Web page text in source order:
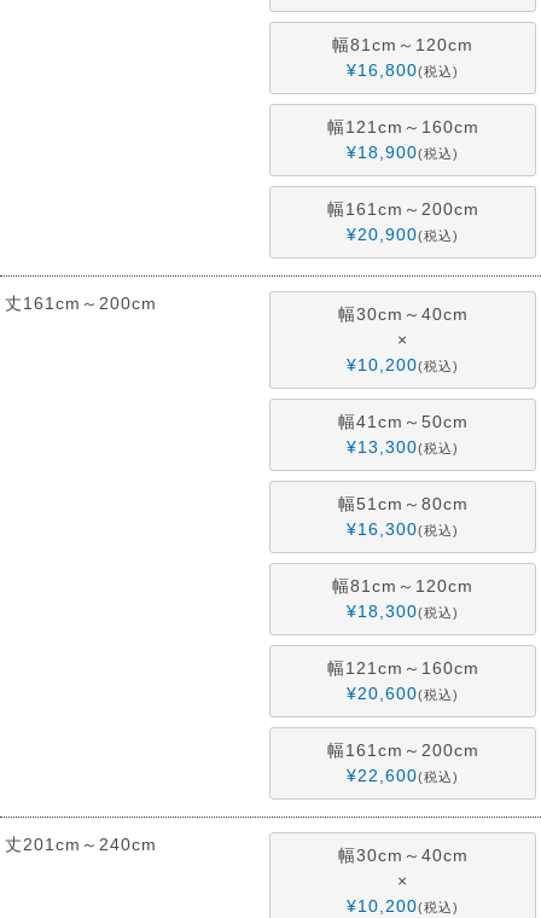
幅81cm～120cm
¥16,800 税込
幅121cm～160cm
¥18,900 税込
幅161cm～200cm
¥20,900 税込
丈161cm～200cm
幅30cm～40cm
×
¥10,200 税込
幅41cm～50cm
¥13,300 税込
幅51cm～80cm
¥16,300 税込
幅81cm～120cm
¥18,300 税込
幅121cm～160cm
¥20,600 税込
幅161cm～200cm
¥22,600 税込
丈201cm～240cm
幅30cm～40cm
×
¥10,200 税込